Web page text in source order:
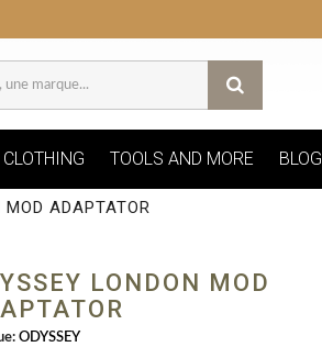
CLOTHING TOOLS AND MORE BLOG
MOD ADAPTATOR
LONDON MOD
ODYSSEY